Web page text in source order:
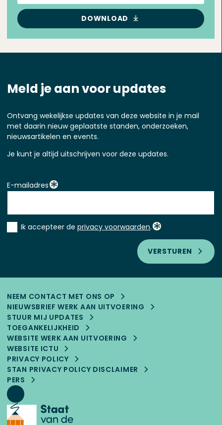
DOWNLOAD
Meld je aan voor updates
Ontvang wekelijkse updates van deze website in je mail
met daarin nieuw geplaatste standen, onderzoeken,
nieuwsartikelen en events.
Je kunt je altijd uitschrijven voor deze updates.
E-mailadres
Instemming
Ik accepteer de privacy voorwaarden.
VERSTUREN
NEEM CONTACT MET ONS OP
NIEUWSBRIEF WERK AAN UITVOERING
STUUR MIJ UPDATES
TOEGANKELIJK­HEID
WEBSITE WERK AAN UITVOERING
WEBSITE ICTU
PRIVACY POLICY
STAN PRIVACY POLICY DISCLAIMER
PERS